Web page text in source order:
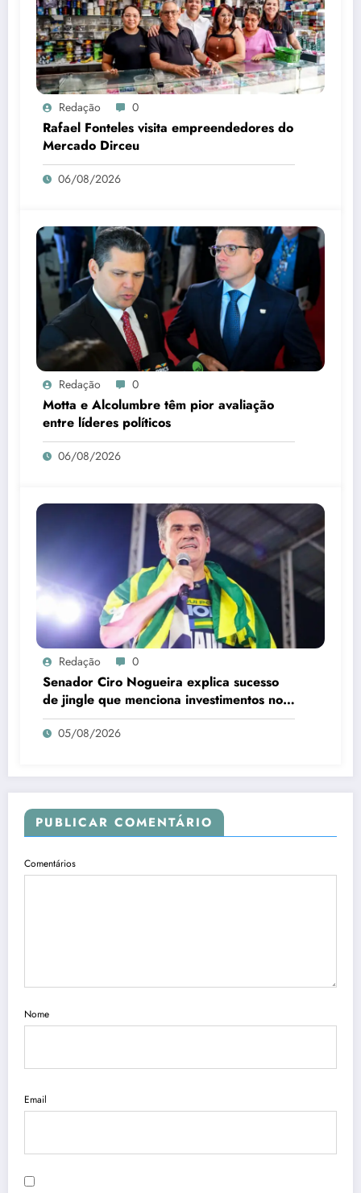
Redação 0
Rafael Fonteles visita empreendedores do
Mercado Dirceu
06/08/2026
Redação 0
Motta e Alcolumbre têm pior avaliação
entre líderes políticos
06/08/2026
Redação 0
Senador Ciro Nogueira explica sucesso
de jingle que menciona investimentos no
Piauí
05/08/2026
PUBLICAR COMENTÁRIO
Comentários
Nome
Email